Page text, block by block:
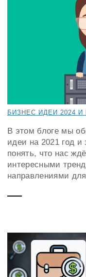
БИЗНЕС ИДЕИ 2024
В этом блоге мы
идеи на 2021 год
понять, что нас
интересными
направлениями